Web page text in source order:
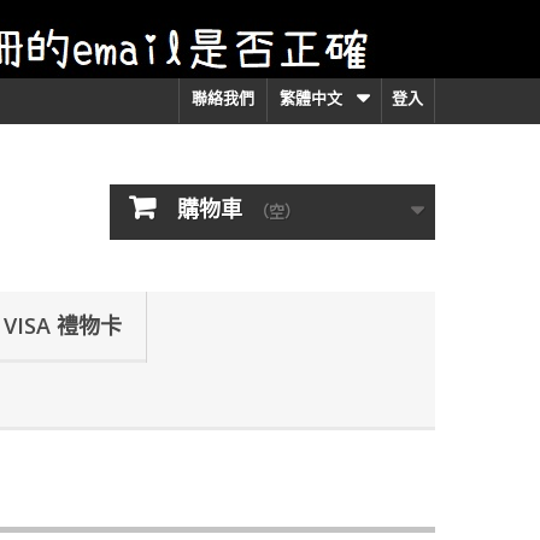
登入
繁體中文
聯絡我們
購物車 （空）
禮物卡